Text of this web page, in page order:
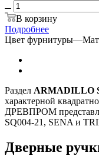
В корзину
Подробнее
Цвет фурнитуры—
Раздел ARMADILLO
характерной
ДРЕВПРОМ
SQ004-21, SENA и
Дверные